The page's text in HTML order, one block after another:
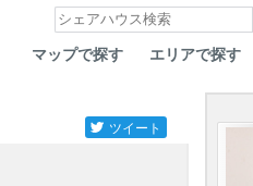
マップで探す エリアで探す
ツイート